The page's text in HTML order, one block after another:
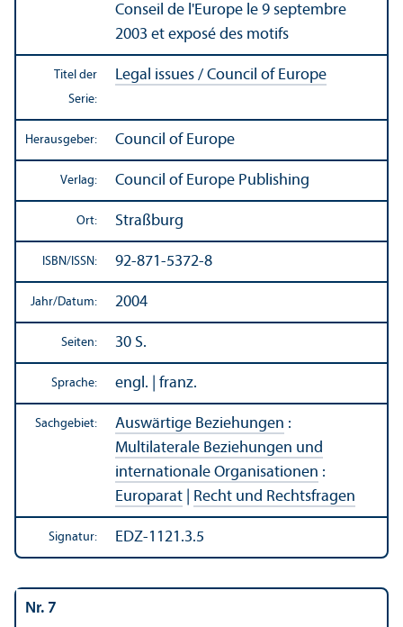
Conseil de l'Europe le 9 septembre
2003 et exposé des motifs
Titel der
Serie:
Legal issues / Council of Europe
Herausgeber: Council of Europe
Verlag: Council of Europe Publishing
Ort: Straßburg
ISBN/ ISSN: 92-871-5372-8
Jahr/Datum: 2004
Seiten: 30 S.
Sprache: engl. | franz.
Sachgebiet: Auswärtige Beziehungen :
Multilaterale Beziehungen und
internationale Organisationen :
Europarat
Recht und Rechts­fragen
Signatur: EDZ-1121.3.5
Nr. 7